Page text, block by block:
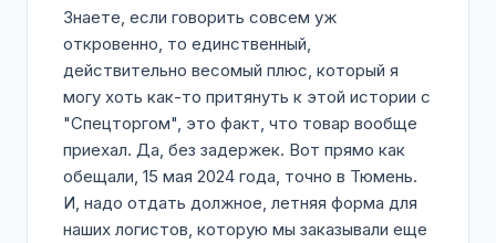
Знаете, если говорить совсем уж
откровенно, то единственный,
действительно весомый плюс, который я
могу хоть как-то притянуть к этой истории с
"Спецторгом", это факт, что товар вообще
приехал. Да, без задержек. Вот прямо как
обещали, 15 мая 2024 года, точно в Тюмень.
И, надо отдать должное, летняя форма для
наших логистов, которую мы заказывали еще